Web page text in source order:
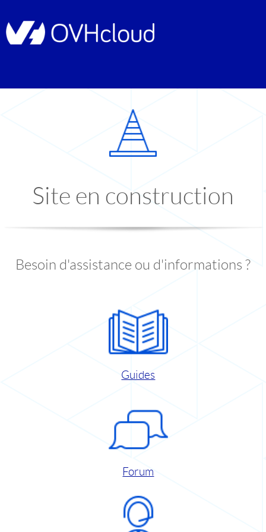
Site en construction
Besoin d'assistance ou d'informations ?
Guides
Forum